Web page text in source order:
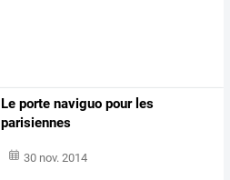
Le porte naviguo pour les
parisiennes
30 nov. 2014